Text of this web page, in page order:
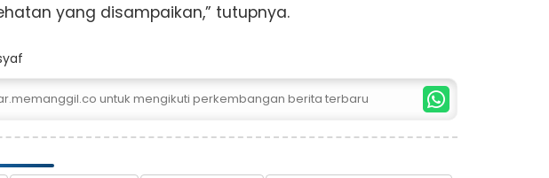
yang disampaikan,” tutupnya.
untuk mengikuti perkembangan berita terbaru